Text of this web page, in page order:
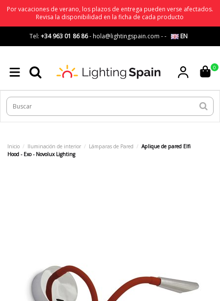
Por vacaciones de verano, los plazos de entrega pueden verse afectados.
Revisa la disponibilidad en la ficha de cada producto
Tel: +34 963 01 86 86-hola@lightingspain.com -- EN
0
Inicio Iluminación de interior Lámparas de Pared
Aplique de pared Elfi
Hood - Exo - Novolux Lighting